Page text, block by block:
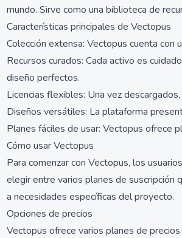
mundo. Sirve como una biblioteca de
Características principales de Vectopus
Colección extensa: Vectopus cuenta
Recursos curados: Cada activo es
diseño perfectos.
Licencias flexibles: Una vez
Diseños versátiles: La plataforma
Planes fáciles de usar: Vectopus ofrece
Cómo usar Vectopus
Para comenzar con Vectopus, los
elegir entre varios planes de suscripción
a necesidades específicas del proyecto.
Opciones de precios
Vectopus ofrece varios planes de